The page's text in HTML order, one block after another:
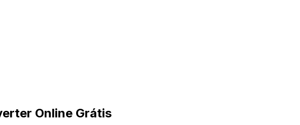
Online Grátis